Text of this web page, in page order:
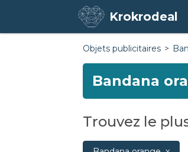
Krokrodeal
Objets publicitaires
Bandana
Trouvez le